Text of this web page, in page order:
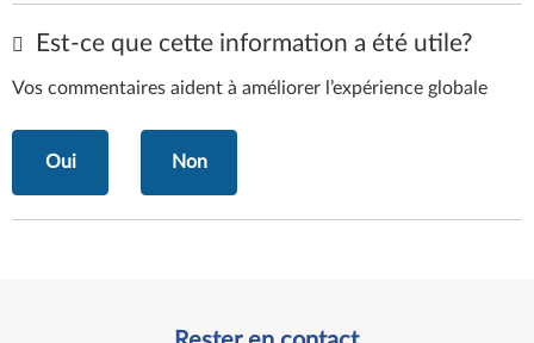
Est-ce que cette information a été utile?
Vos commentaires aident à améliorer l’expérience globale
Oui Non